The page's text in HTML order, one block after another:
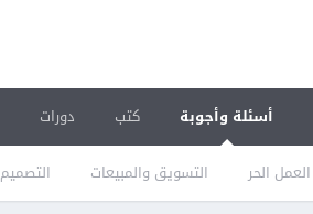
أسئلة وأجوبة
العمل الحر التسويق والمبيعات التصميم
كتب دورات